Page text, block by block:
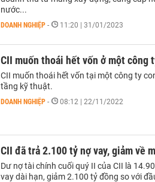
nước...
DOANH NGHIỆP - 11:20 | 31/01/2023
CII muốn thoái hết vốn ở một công
CII muốn thoái hết vốn tại một công ty
tầng kỹ thuật.
DOANH NGHIỆP - 08:12 | 22/11/2022
CII đã trả 2.100 tỷ nợ vay, giảm về
Dư nợ tài chính cuối quý II của CII là
vay dài hạn, giảm 2.100 tỷ đồng so với